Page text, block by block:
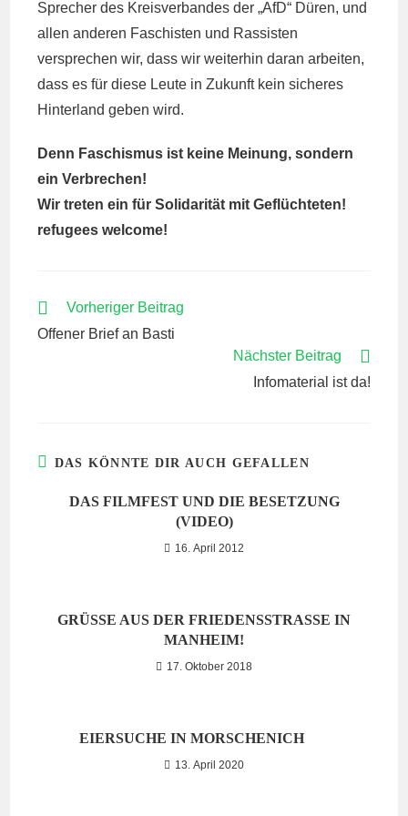
Sprecher des Kreisverbandes der „AfD“ Düren, und
allen anderen Faschisten und Rassisten
versprechen wir, dass wir weiterhin daran arbeiten,
dass es für diese Leute in Zukunft kein sicheres
Hinterland geben wird.
Denn Faschismus ist keine Meinung, sondern
ein Verbrechen!
Wir treten ein für Solidarität mit Geflüchteten!
refugees welcome!
WEITERE
ANSEHEN
Vorheriger Beitrag
Offener Brief an Basti
Nächster Beitrag
Infomaterial ist da!
DAS KÖNNTE DIR AUCH GEFALLEN
DAS FILMFEST UND DIE BESETZUNG
(VIDEO)
16. April 2012
GRÜSSE AUS DER FRIEDENSSTRASSE IN MA
NHEIM!
17. Oktober 2018
EIERSUCHE IN MORSCHENICH
13. April 2020